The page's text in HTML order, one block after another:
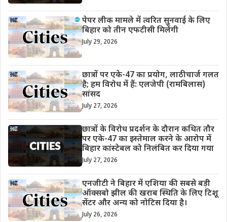
पेपर लीक मामले में त्वरित सुनवाई के लिए
बिहार को तीन एफटीसी मिलेंगी
July 29, 2026
छात्रों पर एके-47 का प्रयोग, लाठीचार्ज गलत
है; हम विरोध में हैं: एलजेपी (रामबिलास)
सांसद
July 27, 2026
छात्रों के विरोध प्रदर्शन के दौरान कथित तौर
पर एके-47 का इस्तेमाल करने के आरोप में
बिहार कांस्टेबल को निलंबित कर दिया गया
July 27, 2026
एनजीटी ने बिहार में एशिया की सबसे बड़ी
ऑक्सबो झील की खराब स्थिति के लिए टिशू
सेंटर और अन्य को नोटिस दिया है।
July 26, 2026